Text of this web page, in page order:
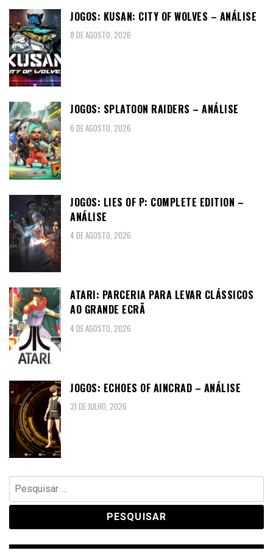
JOGOS: KUSAN: CITY OF WOLVES – ANÁLISE
8 DE AGOSTO, 2026
JOGOS: SPLATOON RAIDERS – ANÁLISE
6 DE AGOSTO, 2026
JOGOS: LIES OF P: COMPLETE EDITION –
ANÁLISE
4 DE AGOSTO, 2026
ATARI: PARCERIA PARA LEVAR CLÁSSICOS
AO GRANDE ECRÃ
4 DE AGOSTO, 2026
JOGOS: ECHOES OF AINCRAD – ANÁLISE
31 DE JULHO, 2026
Pesquisar
por: